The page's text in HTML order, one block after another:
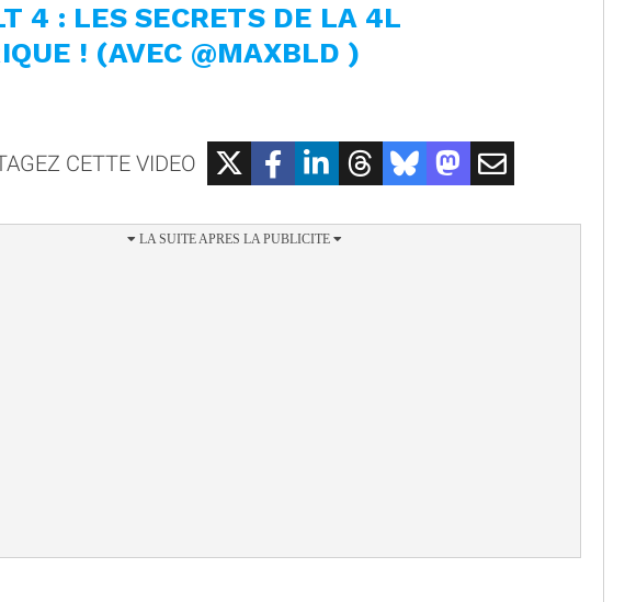
4 : LES SECRETS DE LA 4L
! (AVEC @MAXBLD )
CETTE VIDEO